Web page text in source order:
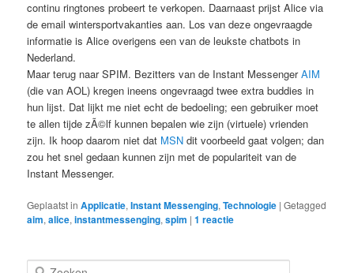
continu ringtones probeert te verkopen. Daarnaast prijst Alice via
de email wintersportvakanties aan. Los van deze ongevraagde
informatie is Alice overigens een van de leukste chatbots in
Nederland.
Maar terug naar SPIM. Bezitters van de Instant MessengerAIM
(die van AOL) kregen ineens ongevraagd twee extra buddies in
hun lijst. Dat lijkt me niet echt de bedoeling; een gebruiker moet
te allen tijde zÃ©lf kunnen bepalen wie zijn (virtuele) vrienden
zijn. Ik hoop daarom niet dat MSN dit voorbeeld gaat volgen; dan
zou het snel gedaan kunnen zijn met de populariteit van de
Instant Messenger.
Geplaatst in Applicatie,Instant Messenging,Technologie |Getagged
aim,alice,instantmessenging,spim |1 reactie